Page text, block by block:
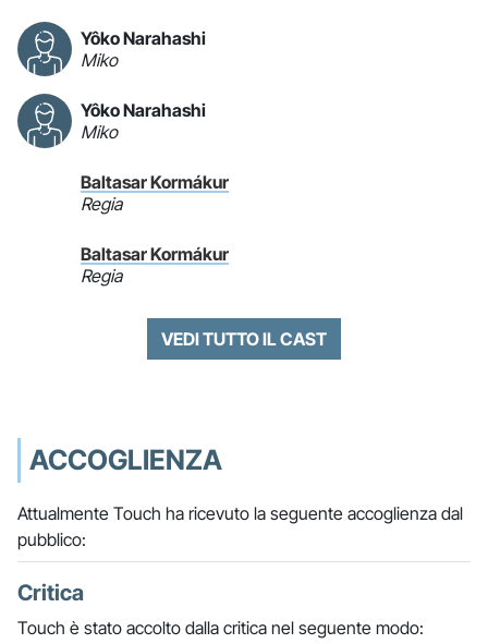
Yôko Narahashi
Miko
Yôko Narahashi
Miko
Baltasar Kormákur
Regia
Baltasar Kormákur
Regia
VEDI TUTTO IL CAST
ACCOGLIENZA
Attualmente Touch ha ricevuto la seguente accoglienza dal
pubblico:
Critica
Touch è stato accolto dalla critica nel seguente modo: